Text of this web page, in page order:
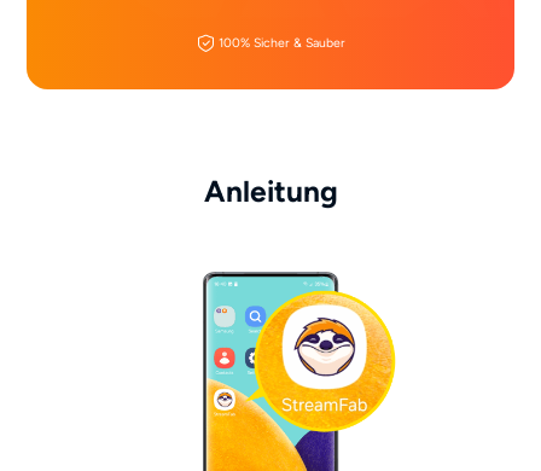
100% Sicher & Sauber
Anleitung